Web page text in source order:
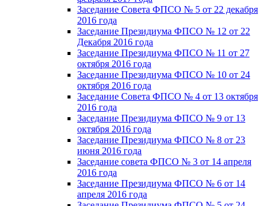
Заседание Совета ФПСО № 5 от 22 декабря
2016 года
Заседание Президиума ФПСО № 12 от 22
Декабря 2016 года
Заседание Президиума ФПСО № 11 от 27
октября 2016 года
Заседание Президиума ФПСО № 10 от 24
октября 2016 года
Заседание Совета ФПСО № 4 от 13 октября
2016 года
Заседание Президиума ФПСО № 9 от 13
октября 2016 года
Заседание Президиума ФПСО № 8 от 23
июня 2016 года
Заседание совета ФПСО № 3 от 14 апреля
2016 года
Заседание Президиума ФПСО № 6 от 14
апреля 2016 года